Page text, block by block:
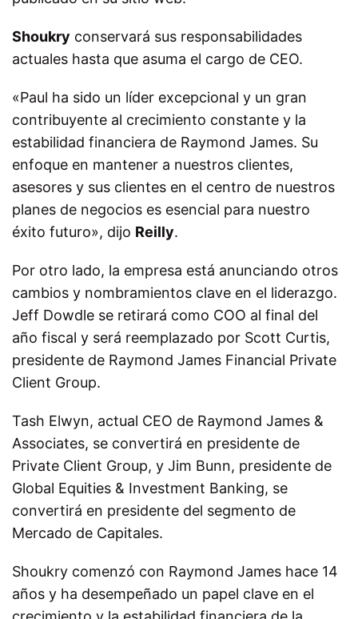
Shoukry conservará sus responsabilidades
actuales hasta que asuma el cargo de CEO.
«Paul ha sido un líder excepcional y un gran
contribuyente al crecimiento constante y la
estabilidad financiera de Raymond James. Su
enfoque en mantener a nuestros clientes,
asesores y sus clientes en el centro de nuestros
planes de negocios es esencial para nuestro
éxito futuro», dijo Reilly.
Por otro lado, la empresa está anunciando otros
cambios y nombramientos clave en el liderazgo.
Jeff Dowdle se retirará como COO al final del
año fiscal y será reemplazado por Scott Curtis,
presidente de Raymond James Financial Private
Client Group.
Tash Elwyn, actual CEO de Raymond James &
Associates, se convertirá en presidente de
Private Client Group, y Jim Bunn, presidente de
Global Equities & Investment Banking, se
convertirá en presidente del segmento de
Mercado de Capitales.
Shoukry comenzó con Raymond James hace 14
años y ha desempeñado un papel clave en el